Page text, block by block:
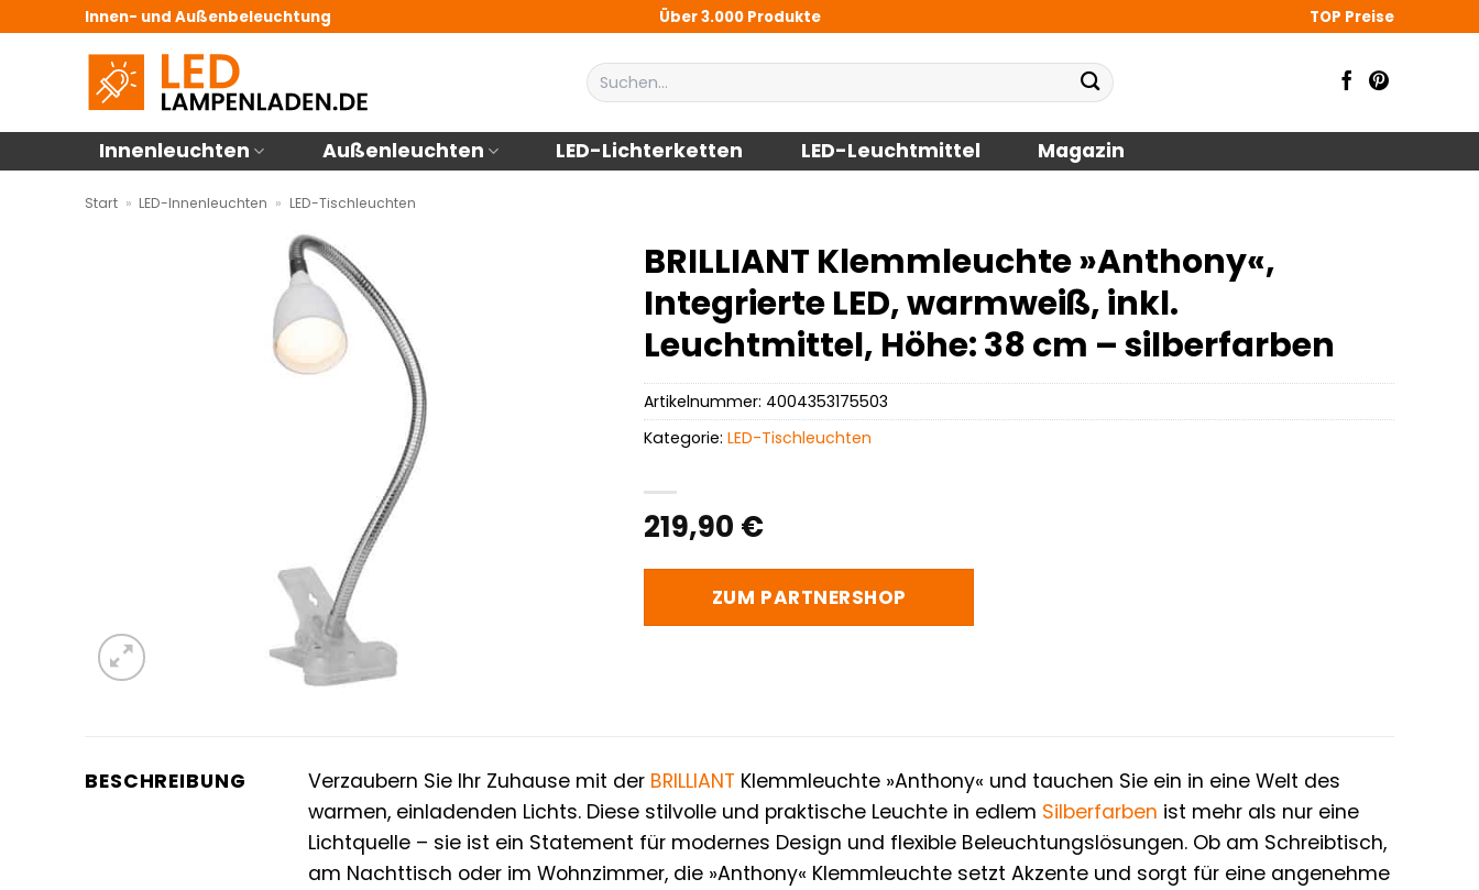
Innen- und Außenbeleuchtung Über 3.000 Produkte TOP Preise
Suchen
nach:
Innenleuchten Außenleuchten LED-Lichterketten LED-Leuchtmittel Magazin
Start » LED-Innenleuchten » LED-Tischleuchten
BRILLIANT Klemmleuchte »Anthony«,
Integrierte LED, warmweiß, inkl.
Leuchtmittel, Höhe: 38 cm – silberfarben
219,90 €
ZUM PARTNERSHOP
Artikelnummer: 4004353175503
Kategorie:LED-Tischleuchten
BESCHREIBUNG Verzaubern Sie Ihr Zuhause mit der BRILLIANT Klemmleuchte »Anthony« und tauchen Sie ein in eine Welt des
warmen, einladenden Lichts. Diese stilvolle und praktische Leuchte in edlem Silberfarben ist mehr als nur eine
Lichtquelle – sie ist ein Statement für modernes Design und flexible Beleuchtungslösungen. Ob am Schreibtisch,
am Nachttisch oder im Wohnzimmer, die »Anthony« Klemmleuchte setzt Akzente und sorgt für eine angenehme